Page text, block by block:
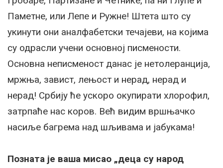
Паметне, или Лепе и Ружне! Штета што су
укинути они аналфабетски течајеви, на којима
су одрасли учени основној писмености.
Основна неписменост данас је нетолеранција,
мржња, завист, лењост и нерад, нерад и
нерад! Србију ће ускоро окупирати хлорофил,
затрпаће нас коров. Већ видим вршњачко
насиље багрема над шљивама и јабукама!
Позната је ваша мисао „деца су народ